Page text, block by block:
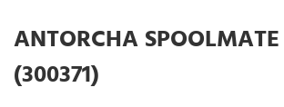
ANTORCHA
(300371)